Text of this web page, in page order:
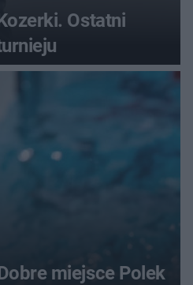
Ostatni
miejsce Polek